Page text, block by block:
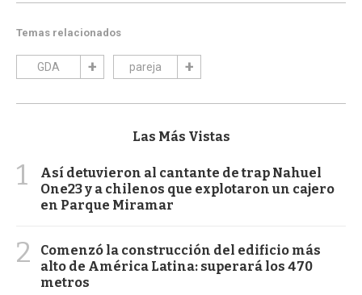
Temas relacionados
GDA pareja
Las Más Vistas
1
Así detuvieron al cantante de trap Nahuel
One23 y a chilenos que explotaron un cajero
en Parque Miramar
2
Comenzó la construcción del edificio más
alto de América Latina: superará los 470
metros